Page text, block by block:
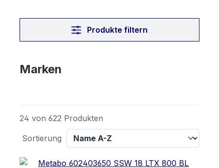
Produkte filtern
Marken
24 von 622 Produkten
Sortierung